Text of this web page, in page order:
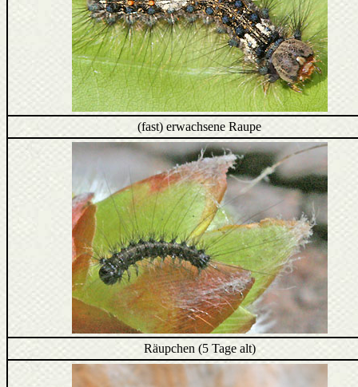
(fast) erwachsene Raupe
Räupchen (5 Tage alt)